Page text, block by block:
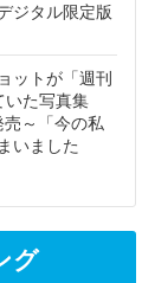
ジタル限定版
ットが「週刊
いた写真集
売～「今の私
いました
グ